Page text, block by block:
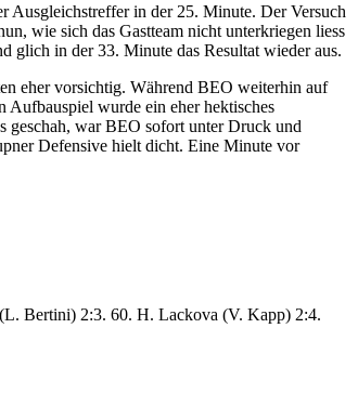
Ausgleichstreffer in der 25. Minute. Der Versuch
wie sich das Gastteam nicht unterkriegen liess
glich in der 33. Minute das Resultat wieder aus.
eher vorsichtig. Während BEO weiterhin auf
wurde ein eher hektisches
geschah, war BEO sofort unter Druck und
Defensive hielt dicht. Eine Minute vor
Bertini) 2:3. 60. H. Lackova (V. Kapp) 2:4.